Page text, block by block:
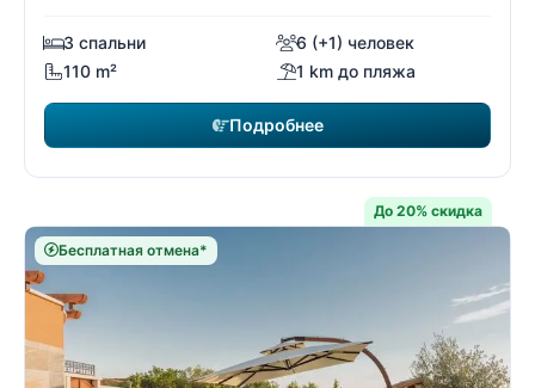
3 спальни
6 (+1) человек
110 m²
1 km до пляжа
Подробнее
До 20% скидка
Бесплатная отмена*